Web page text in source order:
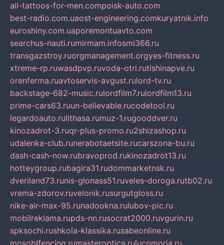
all-tattoos-for-men.compoisk-auto.com
best-radio.com.uaost-engineering.comkuryatnik.info
euroshiny.com.uaporemontuavto.com
searchus-nauti.rumirmam.infosmi366.ru
transgazstroy.ruorgmanagement.orgyes-fitness.ru
xtreme-rp.ruwasdpvp.ruvoda-otri.rutishinapve.ru
orenferma.ruavtoservis-avgust.rulord-tv.ru
backstage-682-music.rulordfilm7.rulordfilm13.ru
prime-cars63.ruun-believable.rucodetool.ru
legardoauto.rulithasa.rumuz-1.rugooddver.ru
kinozadrot-3.ruqr-plus-promo.ru2shizashop.ru
udalenka-club.runerabotaetsite.rucarszona-bu.ru
dash-cash-now.rubravoprod.rukinozadrot13.ru
hotteygroup.rubagira31.rudommarketnsk.ru
dveriland73.runis-glonass51.ruveles-doroga.rutb02.ru
vrema-zdorov.ruvelonik.rusurgutgloss.ru
nike-air-max-95.runadookna.rulubov-pic.ru
mobilreklama.rupds-nn.rusocrat2000.ruvgurin.ru
spksochi.rushkola-klassika.rusabeonline.ru
mosoblfencing.rumasteroptica.rulucomoria.ru